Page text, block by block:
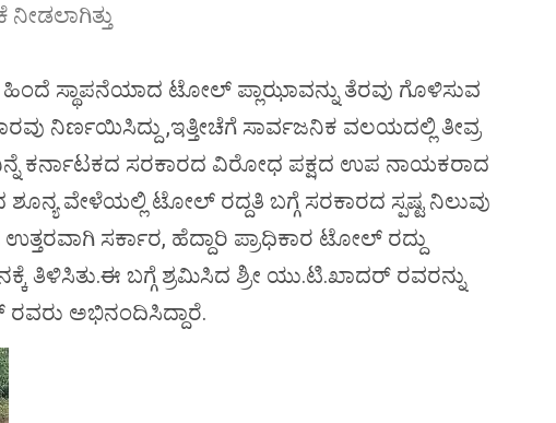
ಹಿಂದೆ ಸ್ಥಾಪನೆಯಾದ ಟೋಲ್ ಪ್ಲಾಝಾವನ್ನು ತೆರವು ಗೊಳಿಸುವ
ನಿರ್ಣಯಿಸಿದ್ದು ,ಇತ್ತೀಚೆಗೆ ಸಾರ್ವಜನಿಕ ವಲಯದಲ್ಲಿ ತೀವ್ರ
ಕರ್ನಾಟಕದ ಸರಕಾರದ ವಿರೋಧ ಪಕ್ಷದ ಉಪ ನಾಯಕರಾದ
ವೇಳೆಯಲ್ಲಿ ಟೋಲ್ ರದ್ದತಿ ಬಗ್ಗೆ ಸರಕಾರದ ಸ್ಪಷ್ಟ ನಿಲುವು
ಉತ್ತರವಾಗಿ ಸರ್ಕಾರ, ಹೆದ್ದಾರಿ ಪ್ರಾಧಿಕಾರ ಟೋಲ್ ರದ್ದು
ತಿಳಿಸಿತು.ಈ ಬಗ್ಗೆ ಶ್ರಮಿಸಿದ ಶ್ರೀ ಯು.ಟಿ.ಖಾದರ್ ರವರನ್ನು
ರವರು ಅಭಿನಂದಿಸಿದ್ದಾರೆ.